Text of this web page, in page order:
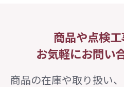
商品や点検
お気軽にお問い
商品の在庫や取り扱い